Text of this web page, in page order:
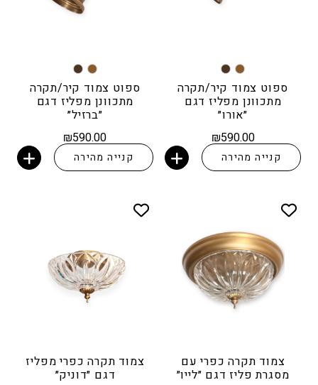
ספוט צמוד קיר/תקרה
מתכוונן מפליז דגם
״אורו״
₪590.00
קנייה מהירה
ספוט צמוד קיר/תקרה
מתכוונן מפליז דגם
״ברזיל״
₪590.00
קנייה מהירה
צמוד תקרה כפרי עם
מסגרת פליז דגם ״לייו״
צמוד תקרה כפרי מפליז
דגם ״דוניק״